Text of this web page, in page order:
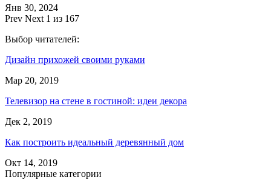
Янв 30, 2024
Prev Next 1 из 167
Выбор читателей:
Дизайн прихожей своими руками
Мар 20, 2019
Телевизор на стене в гостиной: идеи декора
Дек 2, 2019
Как построить идеальный деревянный дом
Окт 14, 2019
Популярные категории